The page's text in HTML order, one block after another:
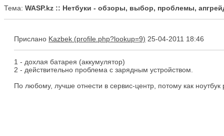
Тема: WASP.kz :: Нетбуки - обзоры, выбор, проблемы,
Прислано Kazbek 25-04-2011 18:46
1 - дохлая батарея (аккумулятор)
2 - действительно проблема с зарядным устройством.
По любому, лучше отнести в сервис-центр, потому как